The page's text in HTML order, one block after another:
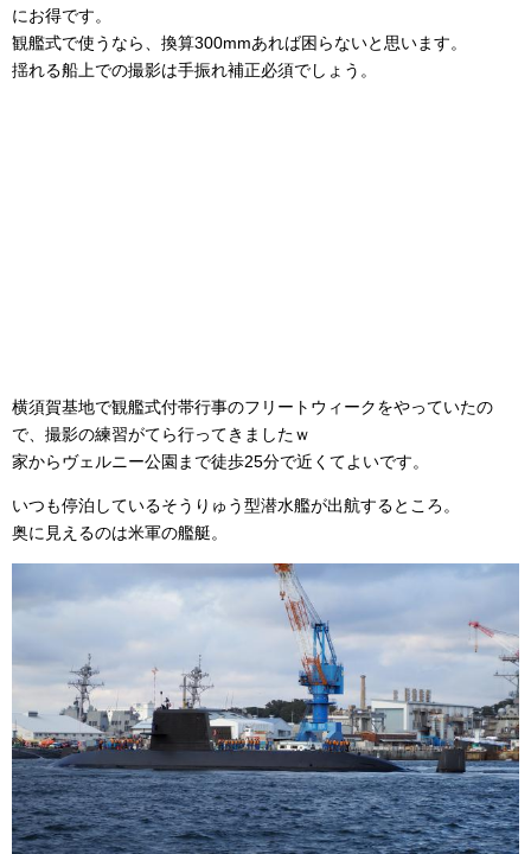
にお得です。
観艦式で使うなら、換算300mmあれば困らないと思います。
揺れる船上での撮影は手振れ補正必須でしょう。
横須賀基地で観艦式付帯行事のフリートウィークをやっていたの
で、撮影の練習がてら行ってきましたｗ
家からヴェルニー公園まで徒歩25分で近くてよいです。
いつも停泊しているそうりゅう型潜水艦が出航するところ。
奥に見えるのは米軍の艦艇。